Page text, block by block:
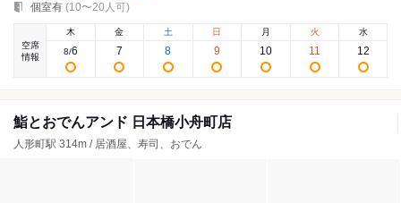
個室有 (10〜20人可)
空席
情報
木
8/6
金
7
土
8
日
9
月
10
火
11
水
12
鮨とおでんアンド 日本橋小舟町店
人形町駅 314m / 居酒屋、寿司、おでん